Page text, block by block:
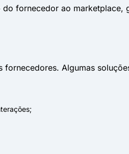
fornecedor ao marketplace,
Algumas